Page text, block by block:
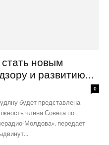
новым
и развитию...
0
будет представлена
члена Совета по
Молдова», передает